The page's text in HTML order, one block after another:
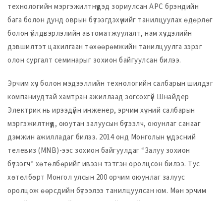
технологийн мэргэжилтнүүдэд зориулсан APC брэндийн
бага болон дунд оврын бүтээгдэхүүнийг танилцуулах өдөрлөг
болон үйлдвэрлэлийн автоматжуулалт, нам хүчдэлийн
дэвшилтэт цахилгаан төхөөрөмжийн танилцуулга зэрэг
олон сургалт семинарыг зохион байгуулсан билээ.
Эрчим хүч болон мэдээллийн технологийн салбарын шилдэг
компаниудтай хамтран ажиллаад зогсохгүй Шнайдер
Электрик нь ирээдүйн инженер, эрчим хүчний салбарын
мэргэжилтнүүд, оюутан залуусын бүтээлч, оюунлаг санааг
дэмжин ажилладаг билээ. 2014 онд Монголын үндэсний
телевиз (MNB)-ээс зохион байгуулдаг “Залуу зохион
бүтээгч” хөтөлбөрийг ивээн тэтгэн оролцсон билээ. Тус
хөтөлбөрт Монгол улсын 200 орчим оюунлаг залуус
оролцож өөрсдийн бүтээлээ танилцуулсан юм. Мөн эрчим